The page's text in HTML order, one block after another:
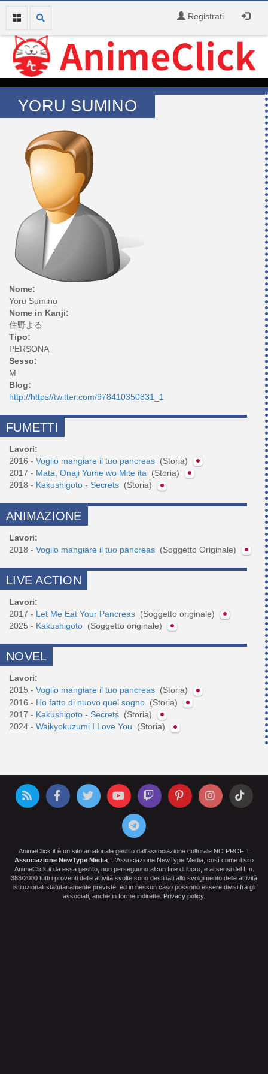
Registrati
YORU SUMINO
Nome:
Yoru Sumino
Nome in Kanji:
住野よる
Tipo:
PERSONA
Sesso:
M
Blog:
http://https//twitter.com/978410350831_1
FUMETTI
Lavori:
2016 - Voglio mangiare il tuo pancreas (Storia)
2017 - Mata, Onaji Yume wo Mite ita
(Storia)
2018 - Kakushigoto - Secrets (Storia)
ANIMAZIONE
Lavori:
2018 - Voglio mangiare il tuo pancreas (Soggetto Originale)
LIVE ACTION
Lavori:
2017 - Let Me Eat Your Pancreas (Soggetto originale)
2025 - Kakushigoto (Soggetto originale)
NOVEL
Lavori:
2015 - Voglio mangiare il tuo pancreas (Storia)
2016 - Ho fatto di nuovo quel sogno (Storia)
2017 - Kakushigoto - Secrets (Storia)
2024 - Waikyokuzumi I Love You (Storia)
AnimeClick.it è un sito amatoriale gestito dall'associazione culturale NO PROFIT
Associazione NewType Media . L'Associazione NewType Media, così come il sito
AnimeClick.it da essa gestito, non perseguono alcun fine di lucro, e ai sensi del L.n.
383/2000 tutti i proventi delle attività svolte sono destinati allo svolgimento delle attività
istituzionali statutariamente previste, ed in nessun caso possono essere divisi fra gli
associati, anche in forme indirette. Privacy policy.